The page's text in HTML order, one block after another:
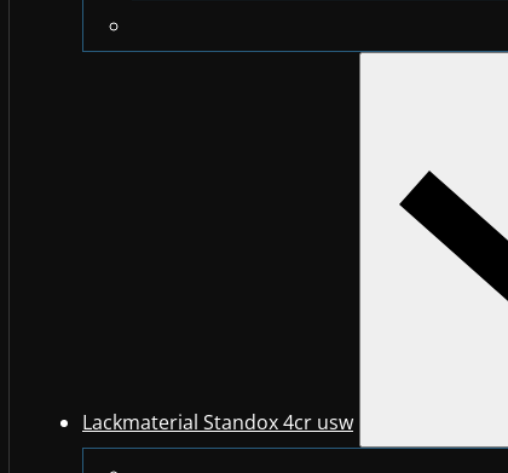
Lackmaterial Standox 4cr usw